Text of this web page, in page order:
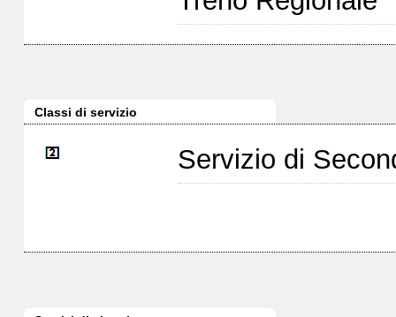
Classi di servizio
Servizio di